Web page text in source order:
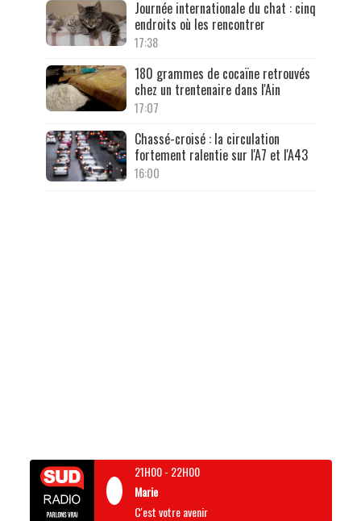
Journée internationale du chat : cinq
endroits où les rencontrer
17:38
180 grammes de cocaïne retrouvés
chez un trentenaire dans l'Ain
17:07
Chassé-croisé : la circulation
fortement ralentie sur l'A7 et l'A43
16:00
21H00- 22H00
Marie
C'est votre avenir